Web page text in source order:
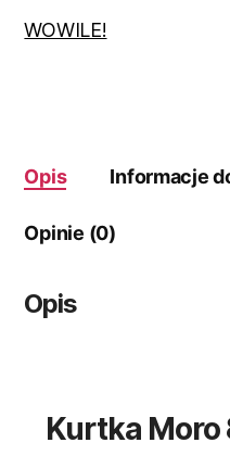
WOWILE!
Opis Informacje
Opinie (0)
Opis
Kurtka Moro